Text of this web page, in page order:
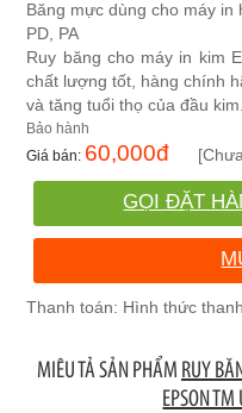
Băng mực dùng cho máy in
PD, PA
Ruy băng cho máy in kim
chất lượng tốt, hàng chính
và tăng tuổi thọ của đầu kim.
60,000đ
GỌI ĐẶT
MIÊU TẢ SẢN PHẨM RUY
EPSON